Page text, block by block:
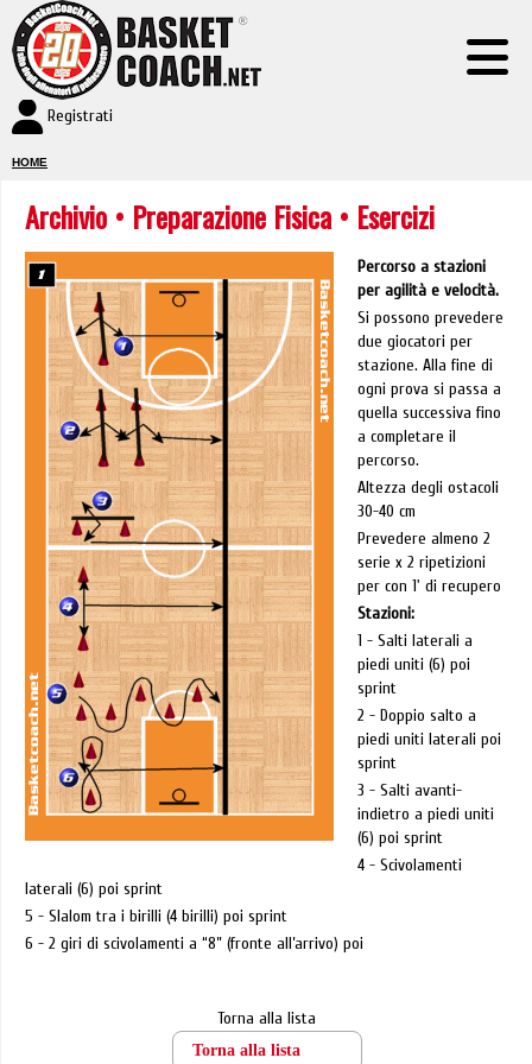
Registrati
HOME
Archivio • Preparazione Fisica • Esercizi
Percorso a stazioni
per agilità e velocità.
Si possono prevedere
due giocatori per
stazione. Alla fine di
ogni prova si passa a
quella successiva fino
a completare il
percorso.
Altezza degli ostacoli
30-40 cm
Prevedere almeno 2
serie x 2 ripetizioni
per con 1' di recupero
Stazioni:
1 - Salti laterali a
piedi uniti (6) poi
sprint
2 - Doppio salto a
piedi uniti laterali poi
sprint
3 - Salti avanti-
indietro a piedi uniti
(6) poi sprint
4 - Scivolamenti
laterali (6) poi sprint
5 - Slalom tra i birilli (4 birilli) poi sprint
6 - 2 giri di scivolamenti a “8” (fronte all’arrivo) poi
Torna alla lista
Torna alla lista